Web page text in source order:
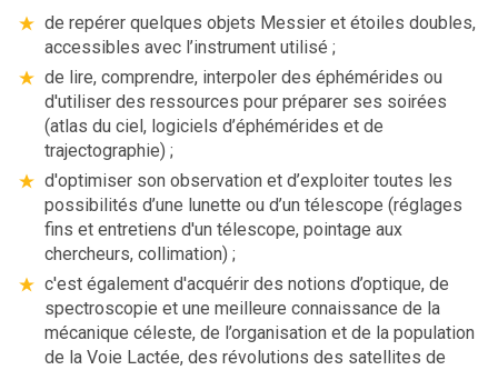
de repérer quelques objets Messier et étoiles doubles,
accessibles avec l’instrument utilisé ;
de lire, comprendre, interpoler des éphémérides ou
d'utiliser des ressources pour préparer ses soirées
(atlas du ciel, logiciels d’éphémérides et de
trajectographie) ;
d'optimiser son observation et d’exploiter toutes les
possibilités d’une lunette ou d’un télescope (réglages
fins et entretiens d'un télescope, pointage aux
chercheurs, collimation) ;
c'est également d'acquérir des notions d’optique, de
spectroscopie et une meilleure connaissance de la
mécanique céleste, de l’organisation et de la population
de la Voie Lactée, des révolutions des satellites de